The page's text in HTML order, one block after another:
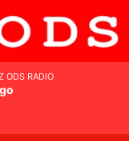
ODS RADIO